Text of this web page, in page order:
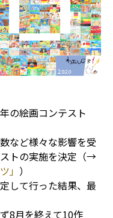
の絵画コンテスト
など様々な影響を受
トの実施を決定（→
」 ）
して行った結果、最
8月を終えて10作